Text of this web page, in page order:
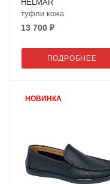
HELMAR
туфли кожа
13 700 ₽
ПОДРОБНЕЕ
НОВИНКА